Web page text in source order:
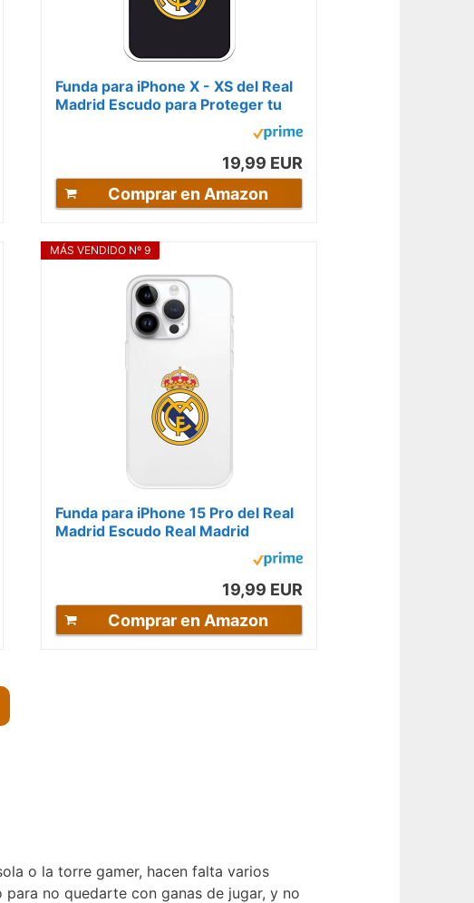
Funda para iPhone X - XS del Real
Madrid Escudo para Proteger tu
móvil. Carcasa para Realme de...
19,99 EUR
Comprar en Amazon
MÁS VENDIDO Nº 9
Funda para iPhone 15 Pro del Real
Madrid Escudo Real Madrid
19,99 EUR
Comprar en Amazon
o la torre gamer, hacen falta varios
no quedarte con ganas de jugar, y no